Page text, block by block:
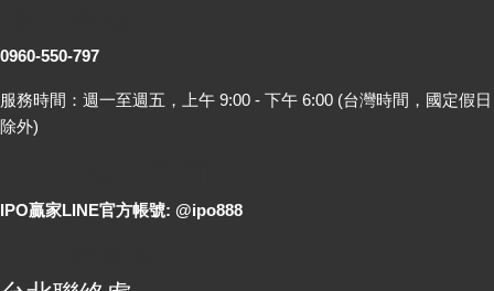
0960-550-797
服務時間：週一至週五，上午 9:00 - 下午 6:00 (台灣時間，國定假日
除外)
IPO贏家LINE官方帳號: @ipo888